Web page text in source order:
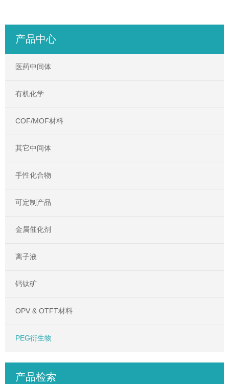
产品中心
医药中间体
有机化学
COF/MOF材料
其它中间体
手性化合物
可定制产品
金属催化剂
离子液
钙钛矿
OPV & OTFT材料
PEG衍生物
产品检索